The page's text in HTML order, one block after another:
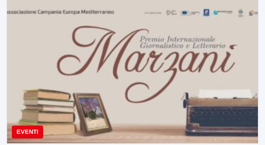
EVENTI